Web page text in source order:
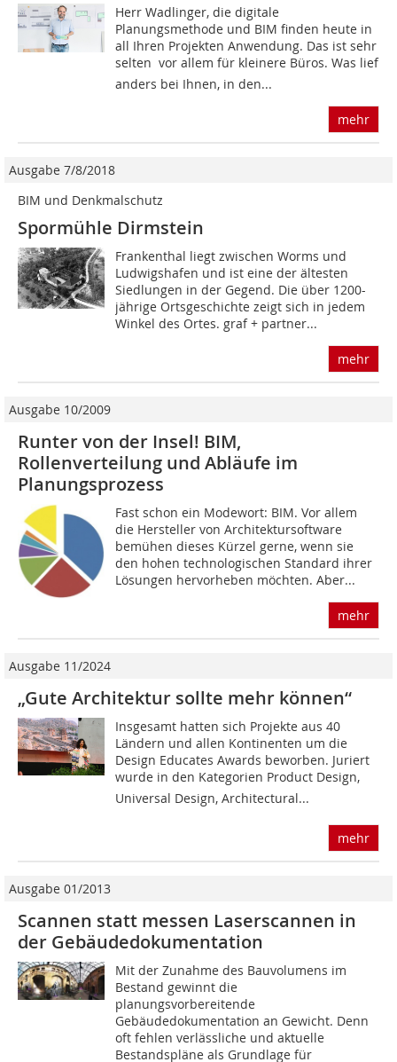
Herr Wadlinger, die digitale
Planungsmethode und BIM finden heute in
all Ihren Projek­ten Anwendung. Das ist sehr
selten  vor allem für kleinere Büros. Was lief
anders bei Ihnen, in den...
mehr
Ausgabe 7/8/2018
BIM und Denkmalschutz
Spormühle Dirmstein
Frankenthal liegt zwischen Worms und
Ludwigshafen und ist eine der ältesten
Siedlungen in der Gegend. Die über 1200-
jährige Ortsgeschichte zeigt sich in jedem
Winkel des Ortes. graf + partner...
mehr
Ausgabe 10/2009
Runter von der Insel! BIM,
Rollenverteilung und Abläufe im
Planungsprozess
Fast schon ein Modewort: BIM. Vor allem
die Hersteller von Architektursoftware
bemühen dieses Kürzel gerne, wenn sie
den hohen technologischen Standard ihrer
Lösungen hervorheben möchten. Aber...
mehr
Ausgabe 11/2024
„Gute Architektur sollte mehr können“
Insgesamt hatten sich Projekte aus 40
Ländern und allen Kontinenten um die
Design Educates Awards beworben. Juriert
wurde in den Kategorien Product Design,
Universal Design, Architectural...
mehr
Ausgabe 01/2013
Scannen statt messen Laserscannen in
der Gebäudedokumentation
Mit der Zunahme des Bauvolumens im
Bestand gewinnt die
planungsvorbereitende
Gebäudedokumentation an Gewicht. Denn
oft fehlen verlässliche und aktuelle
Bestandspläne als Grundlage für